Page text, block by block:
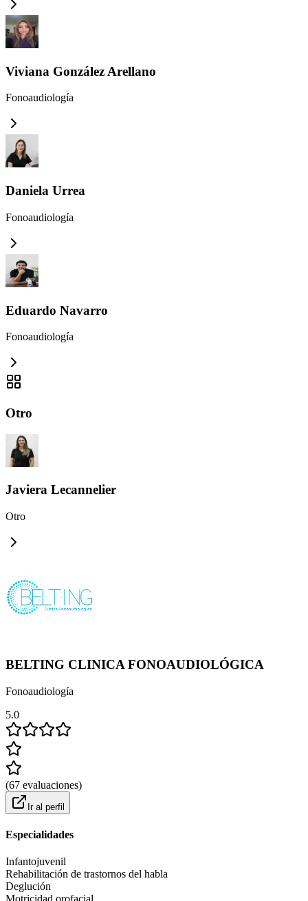
Viviana González Arellano
Fonoaudiología
Daniela Urrea
Fonoaudiología
Eduardo Navarro
Fonoaudiología
Otro
Javiera Lecannelier
Otro
BELTING CLINICA FONOAUDIOLÓGICA
Fonoaudiología
5.0
(67 evaluaciones)
Ir al perfil
Especialidades
Infantojuvenil
Rehabilitación de trastornos del habla
Deglución
Motricidad orofacial